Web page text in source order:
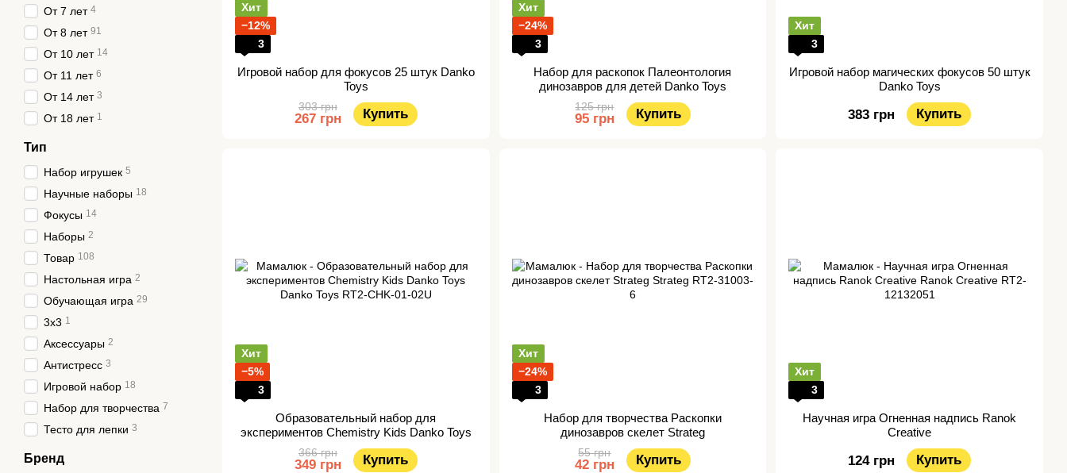
Хит
−12%
3
Игровой набор для фокусов 25 штук Danko
Toys
303 грн
267 грн Купить
Хит
−24%
3
Набор для раскопок Палеонтология
динозавров для детей Danko Toys
125 грн
95 грн Купить
Хит
3
Игровой набор магических фокусов 50 штук
Danko Toys
383 грн Купить
Хит
−5%
3
Образовательный набор для
экспериментов Chemistry Kids Danko Toys
366 грн
349 грн Купить
Хит
−24%
3
Набор для творчества Раскопки
динозавров скелет Strateg
55 грн
42 грн Купить
Хит
3
Научная игра Огненная надпись Ranok
Creative
124 грн Купить
От 7 лет 4
От 8 лет 91
От 10 лет 14
От 11 лет 6
От 14 лет 3
От 18 лет 1
Тип
Набор игрушек 5
Научные наборы 18
Фокусы 14
Наборы 2
Товар 108
Настольная игра 2
Обучающая игра 29
3х3 1
Аксессуары 2
Антистресс 3
Игровой набор 18
Набор для творчества 7
Тесто для лепки 3
Бренд